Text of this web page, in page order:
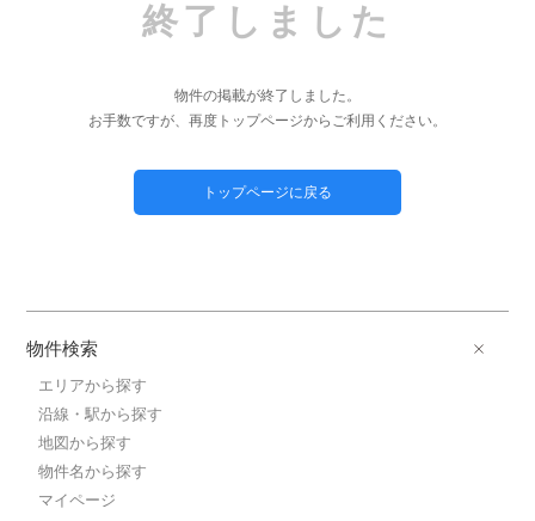
終了しました
物件の掲載が終了しました。
お手数ですが、再度トップページからご利用ください。
トップページに戻る
物件検索
エリアから探す
沿線・駅から探す
地図から探す
物件名から探す
マイページ